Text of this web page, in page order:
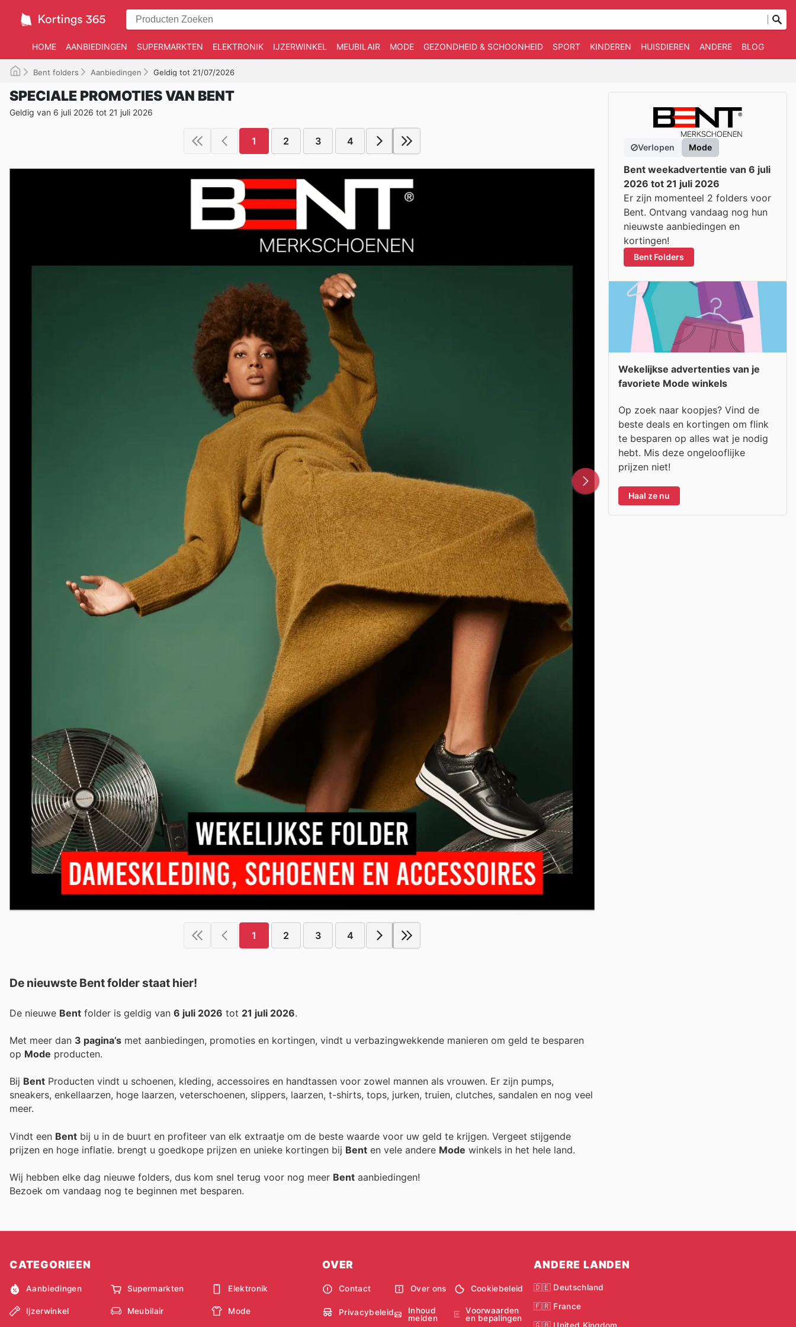
HOME AANBIEDINGEN SUPERMARKTEN ELEKTRONIK IJZERWINKEL MEUBILAIR MODE GEZONDHEID & SCHOONHEID SPORT KINDEREN HUISDIEREN ANDERE BLOG
Bent folders Aanbiedingen Geldig tot 21/07/2026
SPECIALE PROMOTIES VAN BENT
Geldig van 6 juli 2026 tot 21 juli 2026
1 2 3 4
1 2 3 4
De nieuwste Bent folder staat hier!
De nieuwe Bent folder is geldig van 6 juli 2026 tot 21 juli 2026.
Met meer dan 3 pagina’s met aanbiedingen, promoties en kortingen, vindt u verbazingwekkende manieren om geld te besparen
op Mode producten.
Bij Bent Producten vindt u schoenen, kleding, accessoires en handtassen voor zowel mannen als vrouwen. Er zijn pumps,
sneakers, enkellaarzen, hoge laarzen, veterschoenen, slippers, laarzen, t-shirts, tops, jurken, truien, clutches, sandalen en nog veel
meer.
Vindt een Bent bij u in de buurt en profiteer van elk extraatje om de beste waarde voor uw geld te krijgen. Vergeet stijgende
prijzen en hoge inflatie. brengt u goedkope prijzen en unieke kortingen bij Bent en vele andere Mode winkels in het hele land.
Wij hebben elke dag nieuwe folders, dus kom snel terug voor nog meer Bent aanbiedingen!
Bezoek om vandaag nog te beginnen met besparen.
Verlopen Mode
Bent weekadvertentie van 6 juli
2026 tot 21 juli 2026
Er zijn momenteel 2 folders voor
Bent. Ontvang vandaag nog hun
nieuwste aanbiedingen en
kortingen!
Bent Folders
Wekelijkse advertenties van je
favoriete Mode winkels
Op zoek naar koopjes? Vind de
beste deals en kortingen om flink
te besparen op alles wat je nodig
hebt. Mis deze ongelooflijke
prijzen niet!
Haal ze nu
CATEGORIEEN
Aanbiedingen Supermarkten Elektronik
Ijzerwinkel Meubilair Mode
OVER
Contact Over ons Cookiebeleid
Privacybeleid
Inhoud
melden
Voorwaarden
en bepalingen
ANDERE LANDEN
🇩🇪 Deutschland
🇫🇷 France